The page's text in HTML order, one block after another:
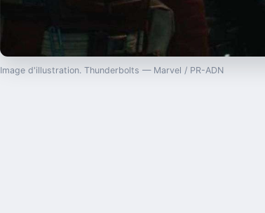
Image d'illustration. Thunderbolts — Marvel / PR-ADN